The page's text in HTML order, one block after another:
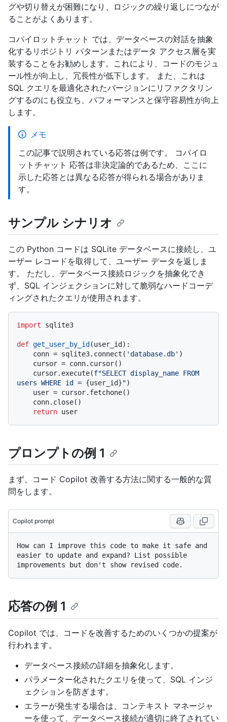
グや切り替えが困難になり、ロジックの繰り返しにつなが
ることがよくあります。
コパイロットチャット では、データベースの対話を抽象
化するリポジトリ パターンまたはデータ アクセス層を実
装することをお勧めします。これにより、コードのモジュ
ール性が向上し、冗長性が低下します。 また、これは
SQL クエリを最適化されたバージョンにリファクタリン
グするのにも役立ち、パフォーマンスと保守容易性が向上
します。
メモ
この記事で説明されている応答は例です。 コパイロ
ットチャット 応答は非決定論的であるため、ここに
示した応答とは異なる応答が得られる場合がありま
す。
サンプル シナリオ
この Python コードは SQLite データベースに接続し、ユ
ーザー レコードを取得して、ユーザー データを返しま
す。 ただし、データベース接続ロジックを抽象化でき
ず、SQL インジェクションに対して脆弱なハードコーデ
ィングされたクエリが使用されます。
import sqlite3
def get_user_by_id (user_id ):
    conn = sqlite3.connect(
'database.db' )
    cursor.execute(
f"SELECT display_name FROM
users WHERE id = {user_id}")
return
プロンプトの例 1
まず、コード Copilot 改善する方法に関する一般的な質
問をします。
Copilot prompt
How can I improve this code to make it safe and
easier to update and expand? List possible
応答の例 1
Copilot では、コードを改善するためのいくつかの提案が
行われます。
データベース接続の詳細を抽象化します。
パラメーター化されたクエリを使って、SQL インジ
ェクションを防ぎます。
エラーが発生する場合は、コンテキスト マネージャ
ーを使って、データベース接続が適切に終了されてい